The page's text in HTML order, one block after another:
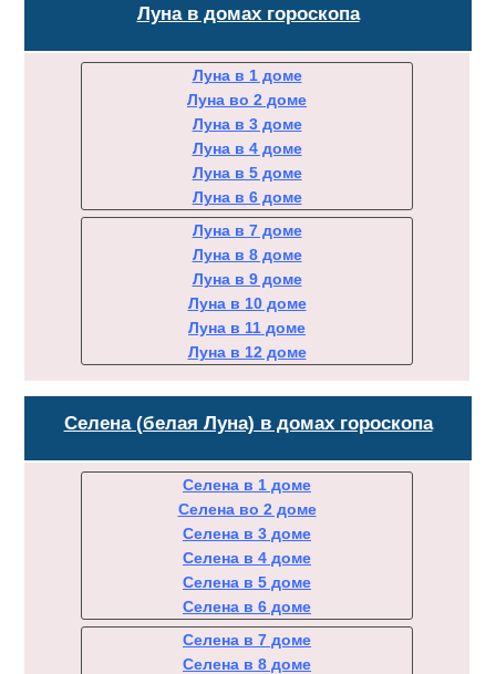
Луна в домах гороскопа
Луна в 1 доме
Луна во 2 доме
Луна в 3 доме
Луна в 4 доме
Луна в 5 доме
Луна в 6 доме
Луна в 7 доме
Луна в 8 доме
Луна в 9 доме
Луна в 10 доме
Луна в 11 доме
Луна в 12 доме
Селена (белая Луна) в домах гороскопа
Селена в 1 доме
Селена во 2 доме
Селена в 3 доме
Селена в 4 доме
Селена в 5 доме
Селена в 6 доме
Селена в 7 доме
Селена в 8 доме